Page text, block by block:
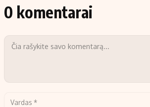
0 komentarai